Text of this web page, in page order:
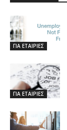
ΓΙΑ ΕΤΑΙΡΙΕΣ
ΓΙΑ ΕΤΑΙΡΙΕΣ